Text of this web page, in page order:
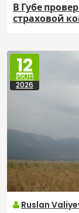
В Губе
страховой
12
ИЮН
2026
Ruslan